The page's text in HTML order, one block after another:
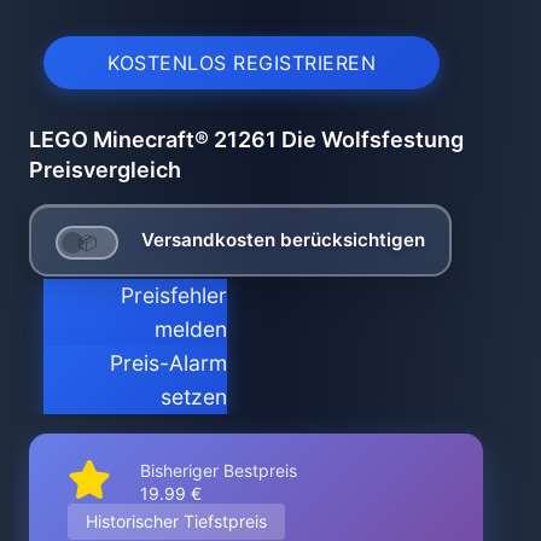
KOSTENLOS REGISTRIEREN
LEGO Minecraft® 21261 Die Wolfsfestung
Preisvergleich
Versandkosten berücksichtigen
Preisfehler
melden
Preis-Alarm
setzen
Bisheriger Bestpreis
19.99 €
Historischer Tiefstpreis